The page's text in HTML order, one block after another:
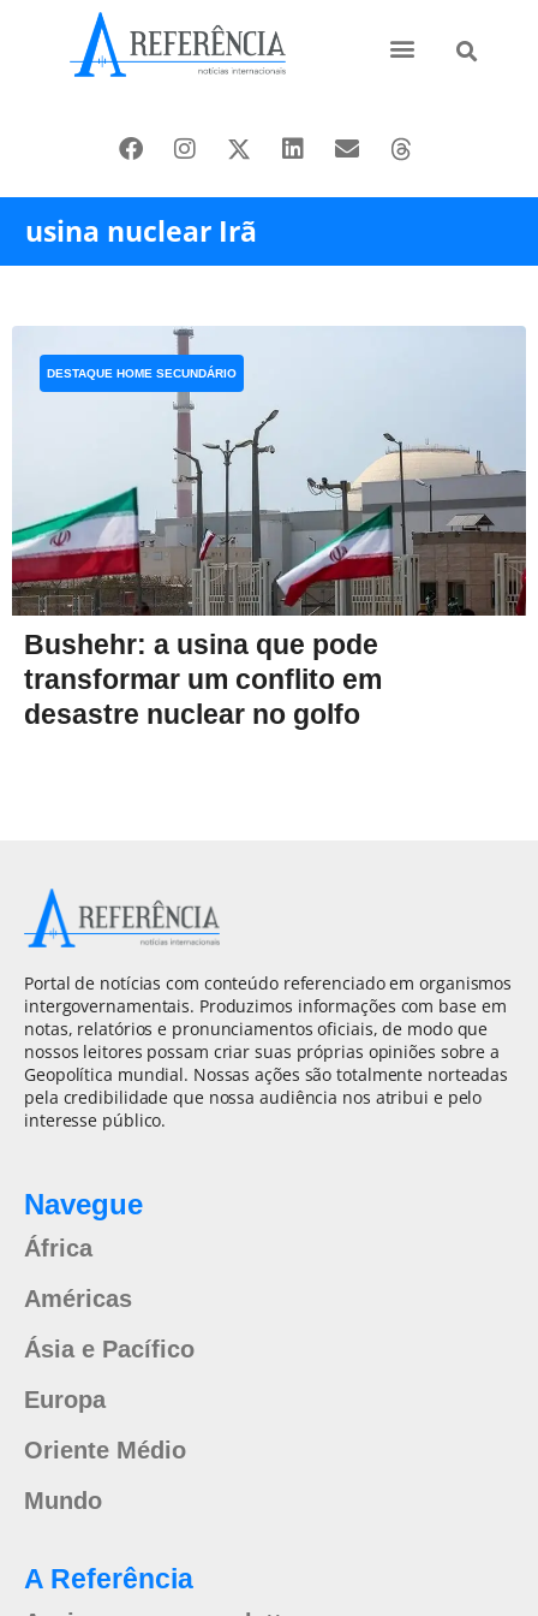
usina nuclear Irã
Bushehr: a usina que pode
transformar um conflito em
desastre nuclear no golfo
DESTAQUE HOME SECUNDÁRIO
Portal de notícias com conteúdo referenciado em organismos
intergovernamentais. Produzimos informações com base em
notas, relatórios e pronunciamentos oficiais, de modo que
nossos leitores possam criar suas próprias opiniões sobre a
Geopolítica mundial. Nossas ações são totalmente norteadas
pela credibilidade que nossa audiência nos atribui e pelo
interesse público.
Navegue
África
Américas
Ásia e Pacífico
Europa
Oriente Médio
Mundo
A Referência